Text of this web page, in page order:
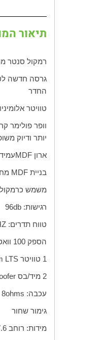
תיאור
רמקול סנטר
גרסה חדשה
החדר
טוויטר
וופר פולימר
יותר ודיוק
ארון MDF
בניית MDF
משמש כרמקול
רגישות: db
96
טווח תדרים:
הספק 100 וואט עם יכולת
1 טוויטר
LTS
2 מיד/בס
עכבה: ohms
8
גימור שחור
מידות: רוחב 47.6 ס"מ, גובה 17.8 ס"מ, עומק 20.8 ס"מ